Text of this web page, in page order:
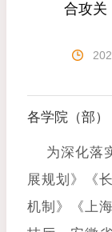
合攻关
各学院（部）
为深化落
展规划》《
机制》《上